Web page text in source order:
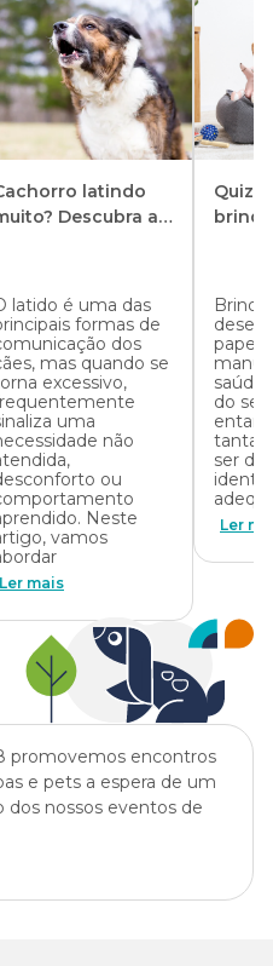
latindo
Descubra as
latido é uma das
formas de
dos
mas quando se
excessivo,
uma
não
ou
Neste
vamos
Ler mais
Quiz:
papel
saúde
do
tantas
ser
Ler
promovemos encontros
e pets a espera de um
dos nossos eventos de